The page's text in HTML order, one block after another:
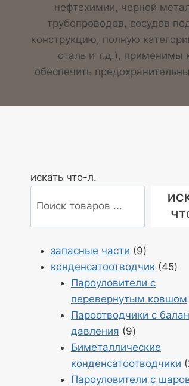
нефтехимии, черной
трубопроводов, сосудов
конструкцию, полную
сталь и т.д.), применимы
обеспечить
искать что-л.
запасные части 9
9
конденсатоотводчик 45
Пароуловители с
перевернутым ковшом
Пароотводчики с
давления
9Продукция
9
Биметаллические
конденсатоотводчики
Пароуловители с